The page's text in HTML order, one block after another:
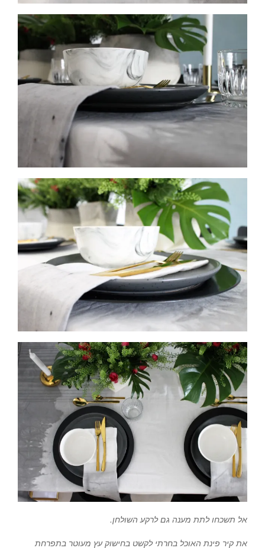
אל תשכחו לתת מענה גם לרקע השולחן.
את קיר פינת האוכל בחרתי לקשט בחישוק עץ מעוטר בתפרחת